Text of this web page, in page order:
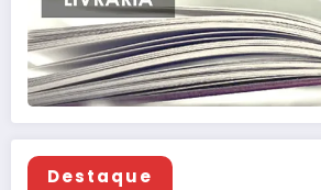
Destaque